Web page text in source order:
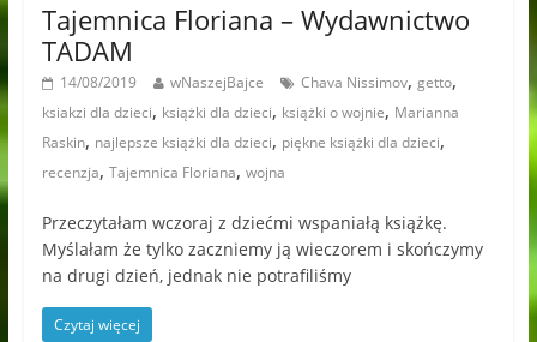
Tajemnica Floriana – Wydawnictwo
TADAM
14/08/2019 wNaszejBajce Chava Nissimov, getto,
ksiakzi dla dzieci, książki dla dzieci, książki o wojnie, Marianna
Raskin, najlepsze książki dla dzieci, piękne książki dla dzieci,
recenzja, Tajemnica Floriana, wojna
Przeczytałam wczoraj z dziećmi wspaniałą książkę.
Myślałam że tylko zaczniemy ją wieczorem i skończymy
na drugi dzień, jednak nie potrafiliśmy
Czytaj więcej